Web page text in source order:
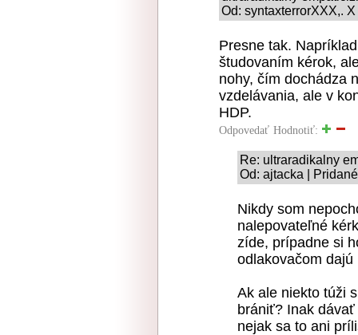
Od: syntaxterrorXXX,.
Presne tak.
študovaním kérok,
nohy, čím dochádza
vzdelávania, ale v
HDP.
Odpovedať Hodnotiť:
Re: ultraradikalny
Od: ajtacka |
Nikdy som
nalepovateľné
zíde, prípadne si
odlakovačom dajú
Ak ale niekto túži
brániť? Inak
nejak sa to ani